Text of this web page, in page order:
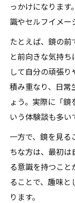
っかけになりま
識やセルフイメー
たとえば、鏡の
と前向きな気持
して自分の頑張
積み重なり、日常
ょう。実際に「
いう体験談も多い
一方で、鏡を見る
ちな方は、最初
る意識を持つこ
ることで、趣味
ります。